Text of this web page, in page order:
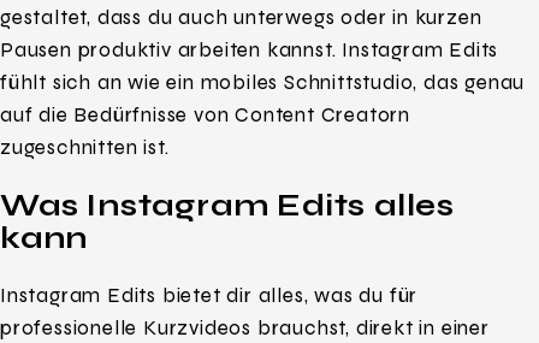
gestaltet, dass du auch unterwegs oder in kurzen
Pausen produktiv arbeiten kannst. Instagram Edits
fühlt sich an wie ein mobiles Schnittstudio, das genau
auf die Bedürfnisse von Content Creatorn
zugeschnitten ist.
Was Instagram Edits alles
kann
Instagram Edits bietet dir alles, was du für
professionelle Kurzvideos brauchst, direkt in einer